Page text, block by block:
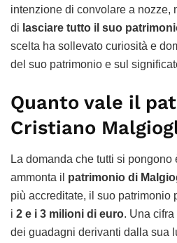
intenzione di convolare a nozze,
di lasciare tutto il suo
scelta ha sollevato curiosità e
del suo patrimonio e sul
Quanto vale il
Cristiano
La domanda che tutti si
ammonta il patrimonio di
più accreditate, il suo patrimonio
i 2 e i 3 milioni di euro. Una
dei guadagni derivanti dalla sua